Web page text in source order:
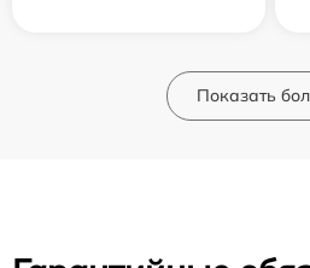
Показать